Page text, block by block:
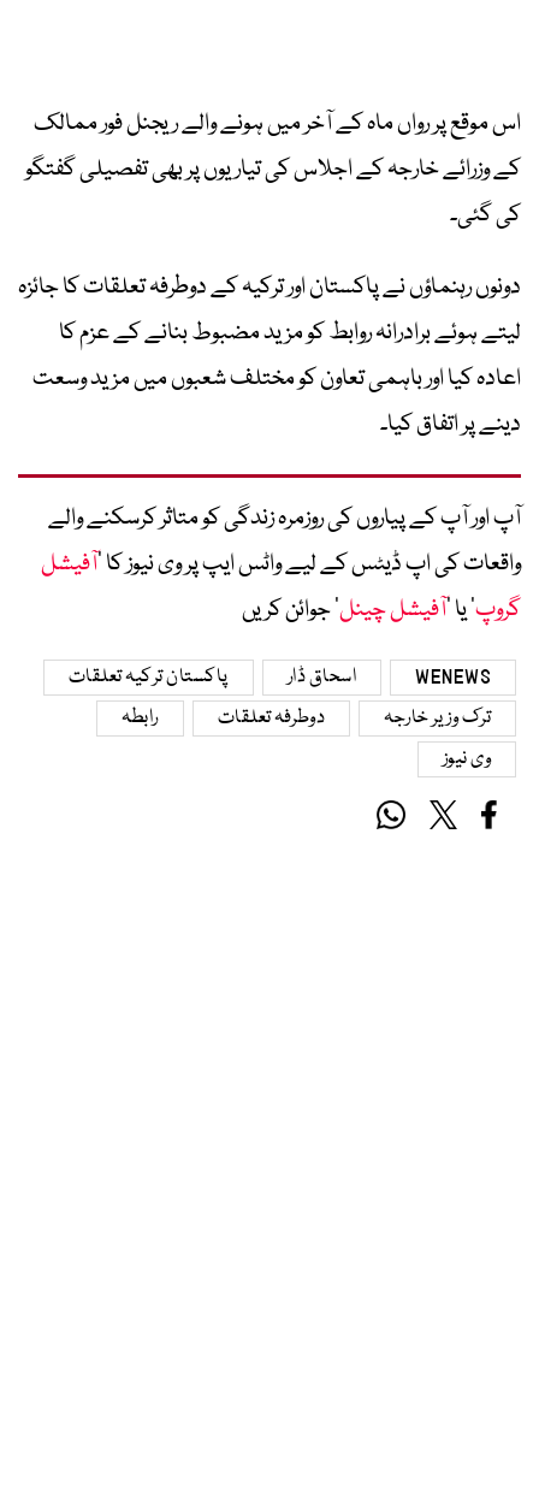
اس موقع پر رواں ماہ کے آخر میں ہونے والے ریجنل فور ممالک
کے وزرائے خارجہ کے اجلاس کی تیاریوں پر بھی تفصیلی گفتگو
کی گئی۔
دونوں رہنماؤں نے پاکستان اور ترکیہ کے دوطرفہ تعلقات کا جائزہ
لیتے ہوئے برادرانہ روابط کو مزید مضبوط بنانے کے عزم کا
اعادہ کیا اور باہمی تعاون کو مختلف شعبوں میں مزید وسعت
دینے پر اتفاق کیا۔
آپ اور آپ کے پیاروں کی روزمرہ زندگی کو متاثر کرسکنے والے
واقعات کی اپ ڈیٹس کے لیے واٹس ایپ پر وی نیوز کا ’آفیشل
گروپ‘ یا ’آفیشل چینل‘ جوائن کریں
WENEWS اسحاق ڈار
پاکستان ترکیہ تعلقات
ترک وزیر خارجہ
دوطرفہ تعلقات
رابطہ
وی نیوز